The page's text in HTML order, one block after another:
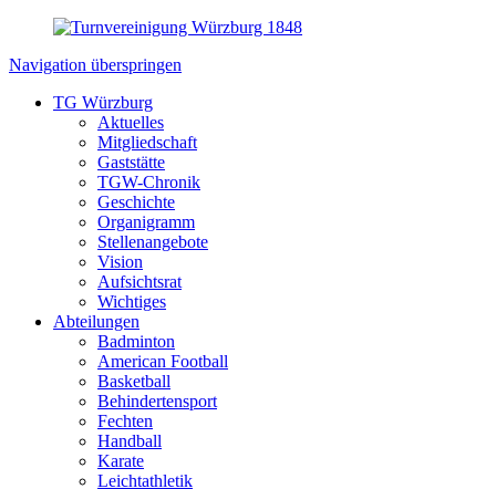
Navigation überspringen
TG Würzburg
Aktuelles
Mitgliedschaft
Gaststätte
TGW-Chronik
Geschichte
Organigramm
Stellenangebote
Vision
Aufsichtsrat
Wichtiges
Abteilungen
Badminton
American Football
Basketball
Behindertensport
Fechten
Handball
Karate
Leichtathletik